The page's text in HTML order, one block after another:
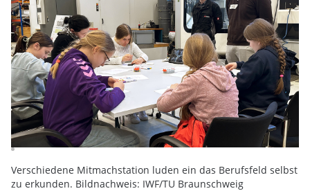
Verschiedene Mitmachstation luden ein das Berufsfeld selbst
zu erkunden. Bildnachweis: IWF/TU Braunschweig